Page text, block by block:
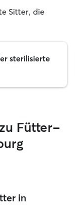
Sitter, die
sterilisierte
Fütter-
in